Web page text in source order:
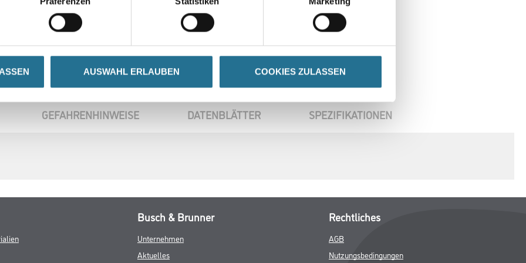
AUSWAHL ERLAUBEN COOKIES ZULASSEN
GEFAHRENHINWEISE DATENBLÄTTER SPEZIFIKATIONEN
Busch & Brunner
Unternehmen
Aktuelles
Rechtliches
AGB
Nutzungsbedingungen